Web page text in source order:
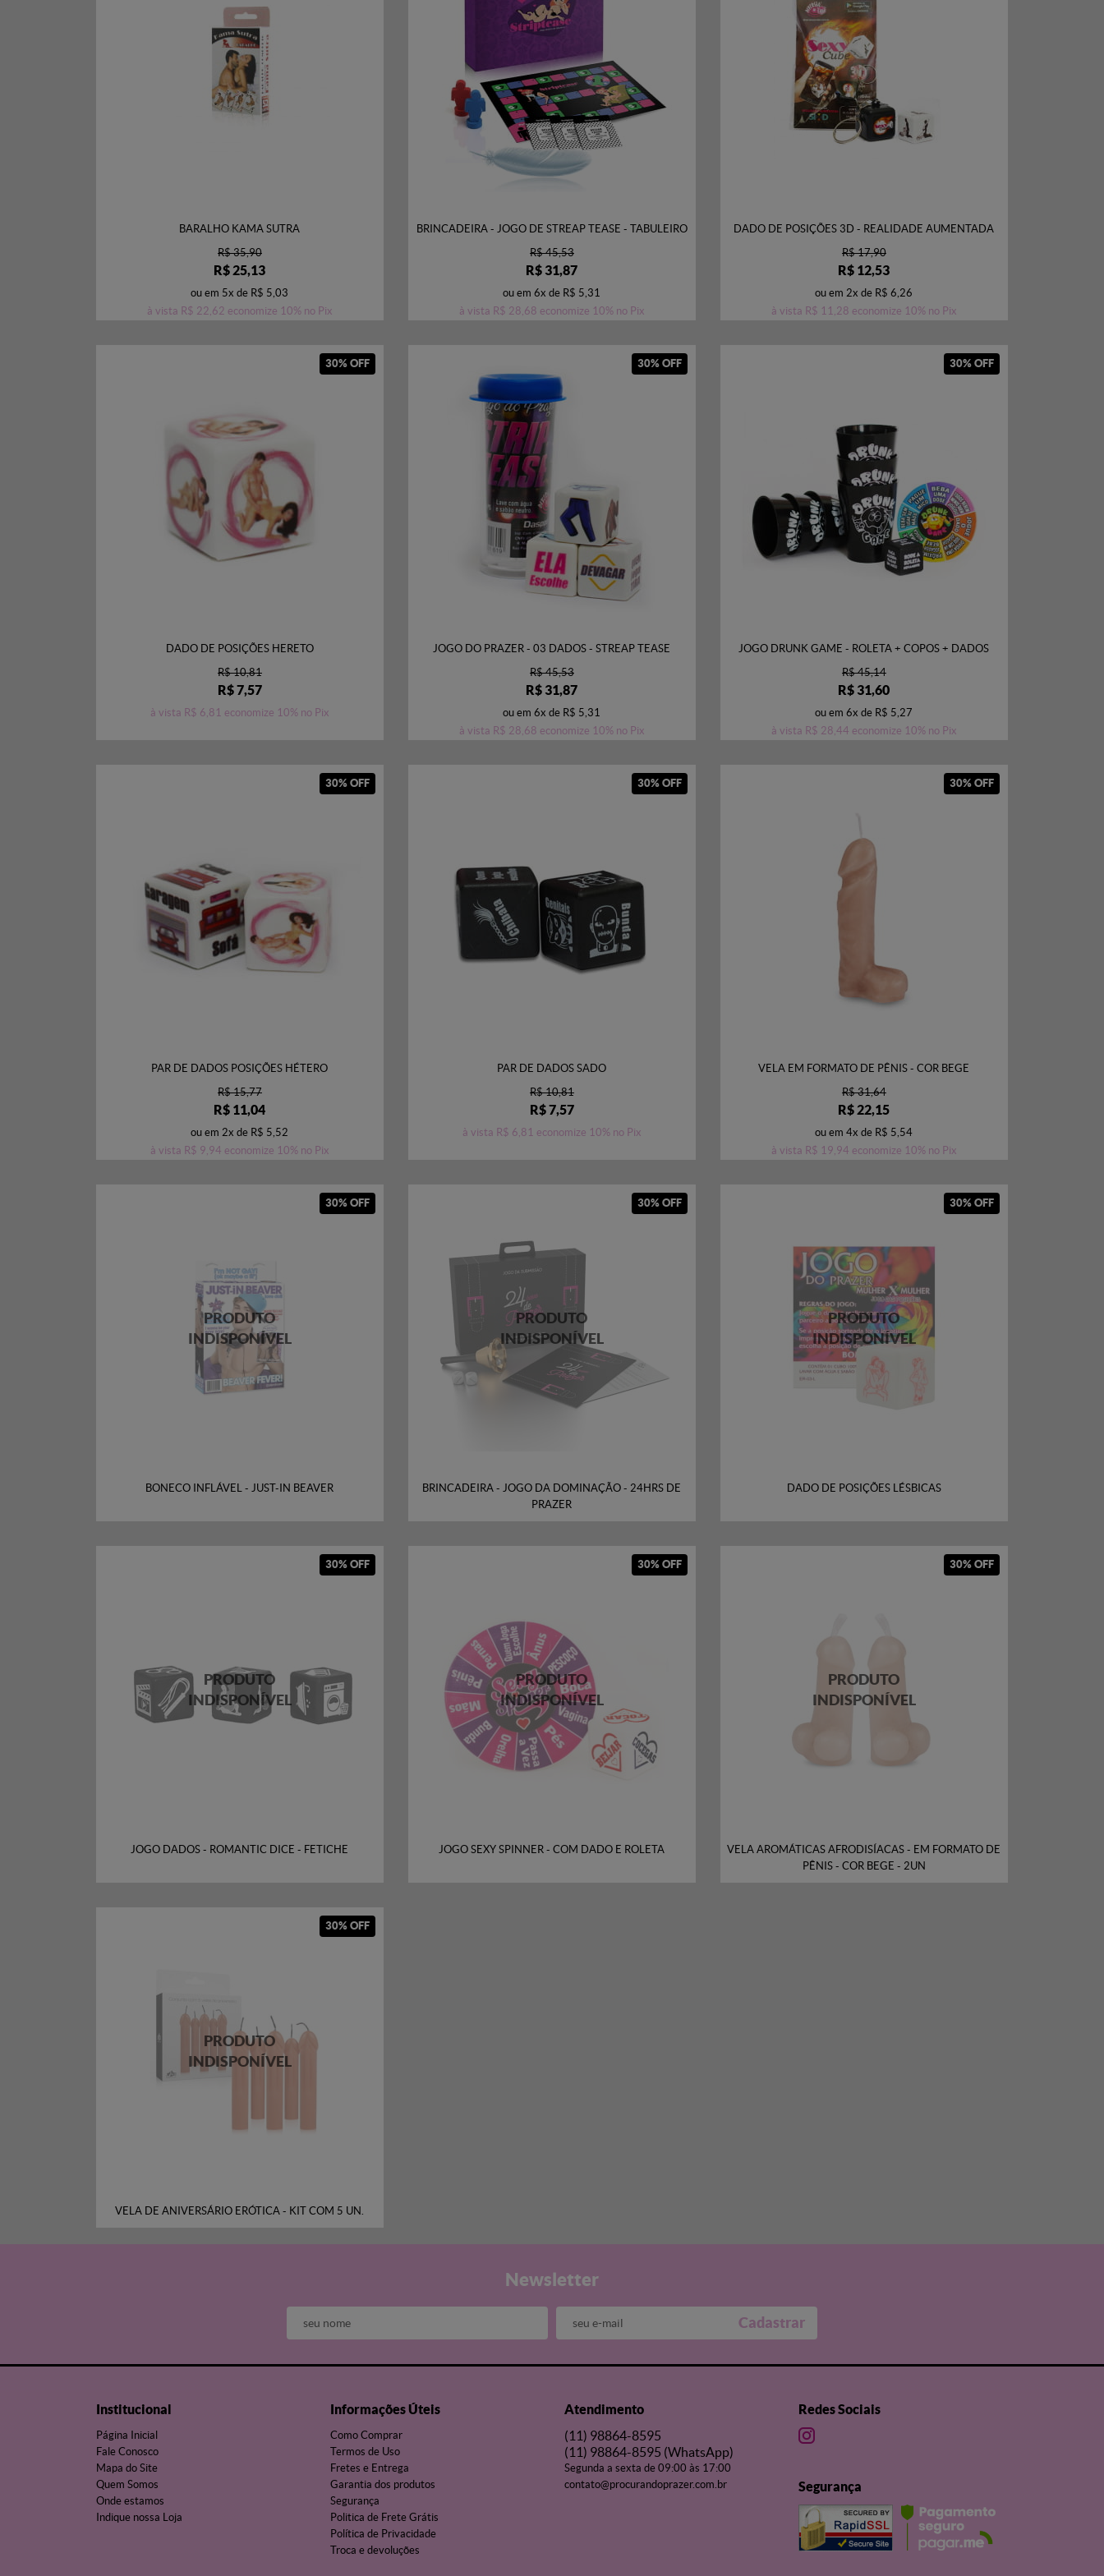
BARALHO KAMA SUTRA
R$ 35,90
R$ 25,13
ou em 5x de R$ 5,03
à vista R$ 22,62 economize 10% no Pix
BRINCADEIRA - JOGO DE STREAP TEASE - TABULEIRO
R$ 45,53
R$ 31,87
ou em6x de R$ 5,31
à vista R$ 28,68 economize 10% no Pix
DADO DE POSIÇÕES 3D - REALIDADE AUMENTADA
R$ 17,90
R$ 12,53
ou em 2x de R$ 6,26
à vista R$ 11,28 economize 10% no Pix
30% OFF
DADO DE POSIÇÕES HERETO
R$ 10,81
R$ 7,57
à vista R$ 6,81 economize 10% no Pix
30% OFF
JOGO DO PRAZER - 03 DADOS - STREAP TEASE
R$ 45,53
R$ 31,87
ou em6x de R$ 5,31
à vista R$ 28,68 economize 10% no Pix
30% OFF
JOGO DRUNK GAME - ROLETA + COPOS + DADOS
R$ 45,14
R$ 31,60
ou em6x de R$ 5,27
à vista R$ 28,44 economize 10% no Pix
30% OFF
PAR DE DADOS POSIÇÕES HÉTERO
R$ 15,77
R$ 11,04
ou em 2x de R$ 5,52
à vista R$ 9,94 economize 10% no Pix
30% OFF
PAR DE DADOS SADO
R$ 10,81
R$ 7,57
à vista R$ 6,81 economize 10% no Pix
30% OFF
VELA EM FORMATO DE PÊNIS - COR BEGE
R$ 31,64
R$ 22,15
ou em4x de R$ 5,54
à vista R$ 19,94 economize 10% no Pix
30% OFF
BONECO INFLÁVEL - JUST-IN BEAVER
30% OFF
BRINCADEIRA - JOGO DA DOMINAÇÃO - 24HRS DE
PRAZER
30% OFF
DADO DE POSIÇÕES LÉSBICAS
30% OFF
JOGO DADOS - ROMANTIC DICE - FETICHE
30% OFF
JOGO SEXY SPINNER - COM DADO E ROLETA
30% OFF
VELA AROMÁTICAS AFRODISÍACAS - EM FORMATO DE
PÊNIS - COR BEGE - 2UN
30% OFF
VELA DE ANIVERSÁRIO ERÓTICA - KIT COM 5 UN.
Newsletter
Cadastrar
Institucional
Página Inicial
Fale Conosco
Mapa do Site
Quem Somos
Onde estamos
Indique nossa Loja
Informações Úteis
Como Comprar
Termos de Uso
Fretes e Entrega
Garantia dos produtos
Segurança
Politica de Frete Grátis
Política de Privacidade
Troca e devoluções
Atendimento
(11) 98864-8595
(11) 98864-8595 (WhatsApp)
Segunda a sexta de 09:00 às 17:00
contato@procurandoprazer.com.br
Redes Sociais
Segurança